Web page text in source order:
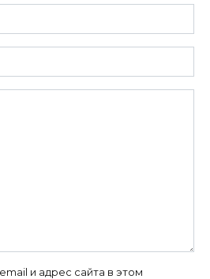
и адрес сайта в этом